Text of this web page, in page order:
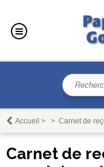
Accueil > > Carnet de
Carnet de